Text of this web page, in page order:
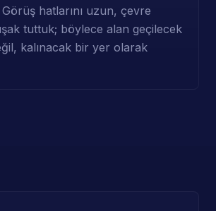
hatlarını uzun, çevre
tuttuk; böylece alan geçilecek
kalınacak bir yer olarak